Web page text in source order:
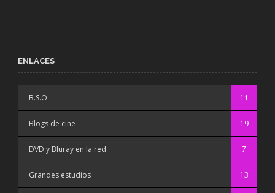
ENLACES
B.S.O 11
Blogs de cine 19
DVD y Bluray en la red 7
Grandes estudios 13